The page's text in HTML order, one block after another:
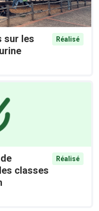
sur les
Réalisé
classes
Réalisé